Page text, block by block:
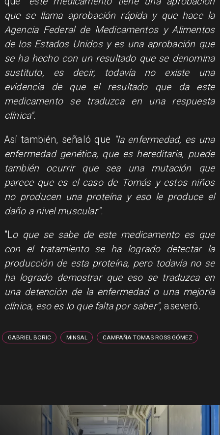
que se llama aprobación rápida y que hace la
Agencia Federal de Medicamentos y Alimentos
de los Estados Unidos y es una aprobación que
se ha hecho con un resultado que se denomina
sustituto, es decir, todavía no existe una
evidencia de que el resultado que da este
medicamento se traduzca en una respuesta
clínica".
Así también, señaló que "la enfermedad, es una
enfermedad genética, que es hereditaria, puede
también ocurrir que sea una mutación que
parece que es el caso de Tomás y estos niños
no producen una proteína y eso le produce el
daño a nivel muscular".
"Lo que se sabe de este medicamento es que
con el tratamiento se ha logrado detectar la
producción de esta proteína, pero todavía no se
ha logrado demostrar que eso se traduzca en
una detención de la enfermedad o una mejoría
clínica, eso es lo que falta por saber",aseveró.
GABRIEL BORIC MINSAL CAMPAÑA TOMAS ROSS GÓMEZ